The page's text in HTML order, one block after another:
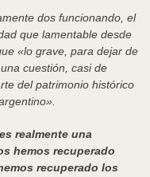
dos funcionando, el
que lamentable desde
«lo grave, para dejar de
cuestión, casi de
del patrimonio histórico
realmente una
hemos recuperado
recuperado los